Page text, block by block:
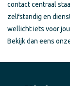
contact centraal
zelfstandig en
wellicht iets voor
Bekijk dan eens